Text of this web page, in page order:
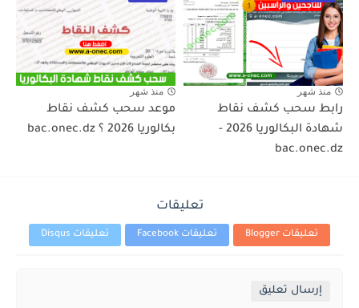
منذ شهر
رابط سحب كشف نقاط
شهادة البكالوريا 2026 -
bac.onec.dz
منذ شهر
موعد سحب كشف نقاط
بكالوريا 2026 ؟ bac.onec.dz
تعليقات
تعليقات Blogger تعليقات Facebook تعليقات Disqus
إرسال تعليق